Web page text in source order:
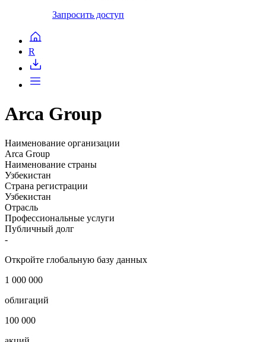
Запросить доступ
R
Arca Group
Наименование организации
Arca Group
Наименование страны
Узбекистан
Страна регистрации
Узбекистан
Отрасль
Профессиональные услуги
Публичный долг
-
Откройте глобальную базу данных
1 000 000
облигаций
100 000